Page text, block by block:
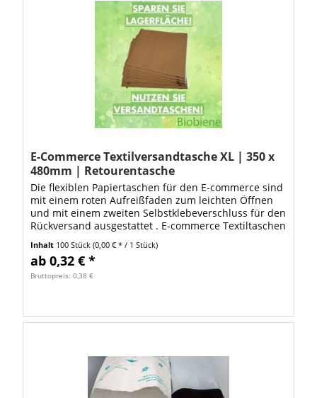
E-Commerce Textilversandtasche XL | 350 x
480mm | Retourentasche
Die flexiblen Papiertaschen für den E‑commerce sind
mit einem roten Aufreißfaden zum leichten Öffnen
und mit einem zweiten Selbstklebeverschluss für den
Rückversand ausgestattet . E‑commerce Textiltaschen
Inhalt 100 Stück(0,00 € * / 1 Stück)
ab 0,32 € *
Bruttopreis: 0,38 €